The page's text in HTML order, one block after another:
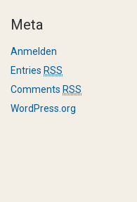
Meta
Anmelden
Entries RSS
Comments RSS
WordPress.org